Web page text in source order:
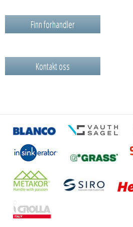
Finn forhandler
Kontakt oss